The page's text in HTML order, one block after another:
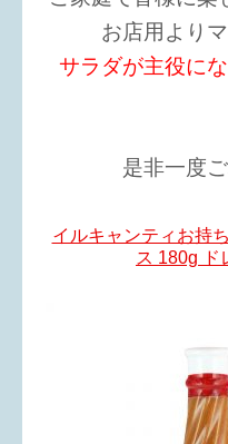
お店用より
サラダが主役に
是非一度
イルキャンティお持
ス 180g ド